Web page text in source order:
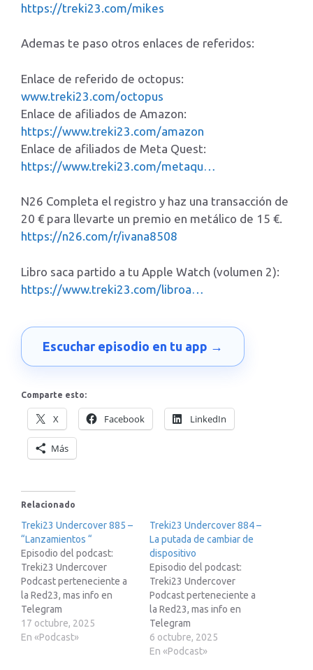
https://treki23.com/mikes
Ademas te paso otros enlaces de referidos:
Enlace de referido de octopus:
www.treki23.com/octopus
Enlace de afiliados de Amazon:
https://www.treki23.com/amazon
Enlace de afiliados de Meta Quest:
https://www.treki23.com/metaqu…
N26 Completa el registro y haz una transacción de
20 € para llevarte un premio en metálico de 15 €.
https://n26.com/r/ivana8508
Libro saca partido a tu Apple Watch (volumen 2):
https://www.treki23.com/libroa…
Escuchar episodio en tu app →
Comparte esto:
X Facebook LinkedIn
Más
Relacionado
Treki23 Undercover 885 –
“Lanzamientos “
Episodio del podcast:
Treki23 Undercover
Podcast perteneciente a
la Red23, mas info en
Telegram
https://t.me/red23es Si
estas pensando en
17 octubre, 2025
En «Podcast»
Treki23 Undercover 884 –
La putada de cambiar de
dispositivo
Episodio del podcast:
Treki23 Undercover
Podcast perteneciente a
la Red23, mas info en
Telegram
https://t.me/red23esSi
estas pensando en
6 octubre, 2025
En «Podcast»